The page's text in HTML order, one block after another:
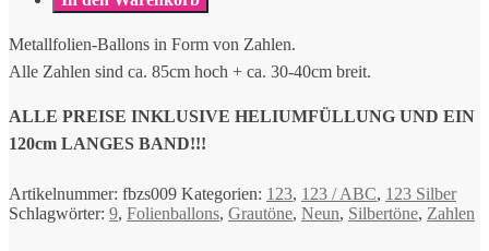
Metallfolien-Ballons in Form von Zahlen.
Alle Zahlen sind ca. 85cm hoch + ca. 30-40cm breit.
ALLE PREISE INKLUSIVE HELIUMFÜLLUNG UND EIN
120cm LANGES BAND!!!
Artikelnummer: fbzs009 Kategorien: 123, 123 / ABC, 123 Silber
Schlagwörter: 9, Folienballons, Grautöne, Neun, Silbertöne, Zahlen